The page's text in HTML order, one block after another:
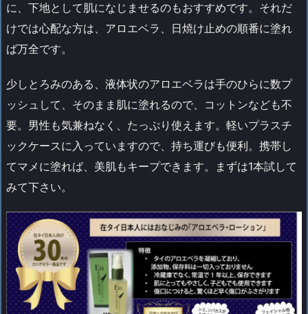
に、下地として肌になじませるのもおすすめです。それだ
けでは心配な方は、アロエベラ、日焼け止めの順番に塗れ
ば万全です。
少しとろみのある、液体状のアロエベラは手のひらに数プ
ッシュして、そのまま肌に塗れるので、コットンなども不
要。男性も気兼ねなく、たっぷり使えます。軽いプラスチ
ックケースに入っていますので、持ち運びも便利。携帯し
てマメに塗れば、美肌もキープできます。まずは1本試して
みて下さい。